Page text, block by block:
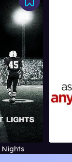
Nights